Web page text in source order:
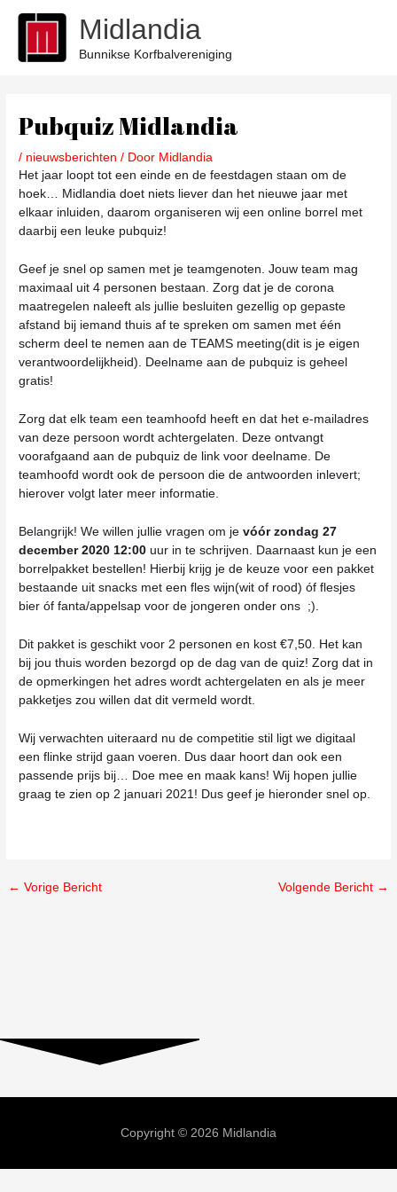
inhoud
Midlandia
Bunnikse Korfbalvereniging
Pubquiz Midlandia
/ nieuwsberichten / Door Midlandia
Het jaar loopt tot een einde en de feestdagen staan om de
hoek… Midlandia doet niets liever dan het nieuwe jaar met
elkaar inluiden, daarom organiseren wij een online borrel met
daarbij een leuke pubquiz!
Geef je snel op samen met je teamgenoten. Jouw team mag
maximaal uit 4 personen bestaan. Zorg dat je de corona
maatregelen naleeft als jullie besluiten gezellig op gepaste
afstand bij iemand thuis af te spreken om samen met één
scherm deel te nemen aan de TEAMS meeting(dit is je eigen
verantwoordelijkheid). Deelname aan de pubquiz is geheel
gratis!
Zorg dat elk team een teamhoofd heeft en dat het e-mailadres
van deze persoon wordt achtergelaten. Deze ontvangt
voorafgaand aan de pubquiz de link voor deelname. De
teamhoofd wordt ook de persoon die de antwoorden inlevert;
hierover volgt later meer informatie.
Belangrijk! We willen jullie vragen om jevóór zondag 27
december 2020 12:00 uur in te schrijven. Daarnaast kun je een
borrelpakket bestellen! Hierbij krijg je de keuze voor een pakket
bestaande uit snacks met een fles wijn(wit of rood) óf flesjes
bier óf fanta/appelsap voor de jongeren onder ons ;).
Dit pakket is geschikt voor 2 personen en kost €7,50. Het kan
bij jou thuis worden bezorgd op de dag van de quiz! Zorg dat in
de opmerkingen het adres wordt achtergelaten en als je meer
pakketjes zou willen dat dit vermeld wordt.
Wij verwachten uiteraard nu de competitie stil ligt we digitaal
een flinke strijd gaan voeren. Dus daar hoort dan ook een
passende prijs bij… Doe mee en maak kans! Wij hopen jullie
graag te zien op 2 januari 2021! Dus geef je hieronder snel op.
← Vorige Bericht Volgende Bericht →
Copyright © 2026 Midlandia